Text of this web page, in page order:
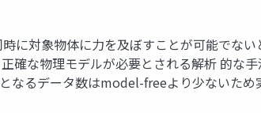
対象物体に力を及ぼすことが可能でな
な物理モデルが必要とされる解析 的な
なるデータ数はmodel-freeより少ないた